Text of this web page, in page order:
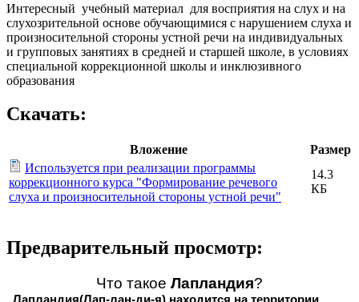
Интересный учебный материал для восприятия на слух и на
слухозрительной основе обучающимися с нарушением слуха и
произносительной стороны устной речи на индивидуальных
и групповых занятиях в средней и старшей школе, в условиях
специальной коррекционной школы и инклюзивного
образования
Скачать:
Вложение
Размер
Используется при реализации программы
коррекционного курса "Формирование речевого
слуха и произносительной стороны устной речи"
14.3
КБ
Предварительный просмотр:
Что такое Лапландия?